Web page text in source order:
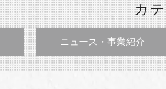
カ
ニュース・事業紹介